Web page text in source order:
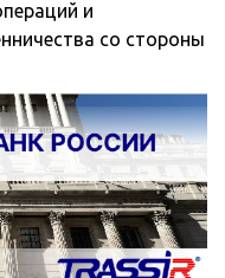
и
со стороны